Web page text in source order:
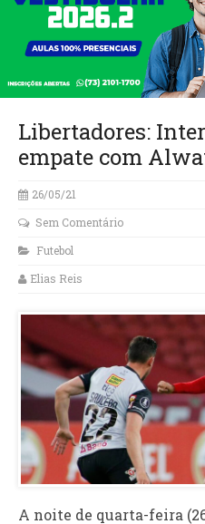
Libertadores:
empate com
26/05/21
Sem Comentário
Futebol
Elias Reis
A noite de quarta-feira